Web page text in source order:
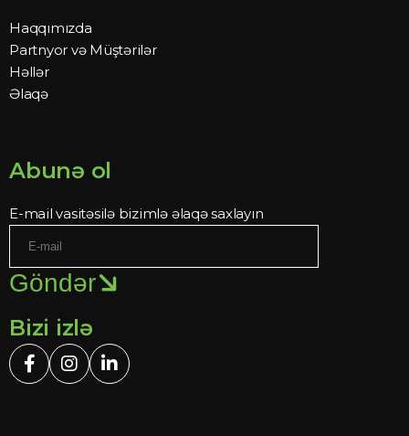
Haqqımızda
Partnyor və Müştərilər
Həllər
Əlaqə
Abunə ol
E-mail vasitəsilə bizimlə əlaqə saxlayın
Göndər
Bizi izlə